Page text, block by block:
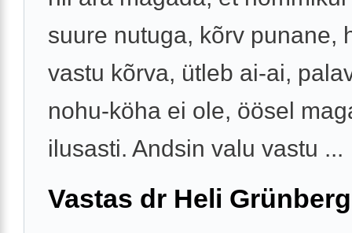
suure nutuga, kõrv punane,
vastu kõrva, ütleb ai-ai,
nohu-köha ei ole, öösel
ilusasti. Andsin valu vastu ...
Vastas dr Heli Grünberg